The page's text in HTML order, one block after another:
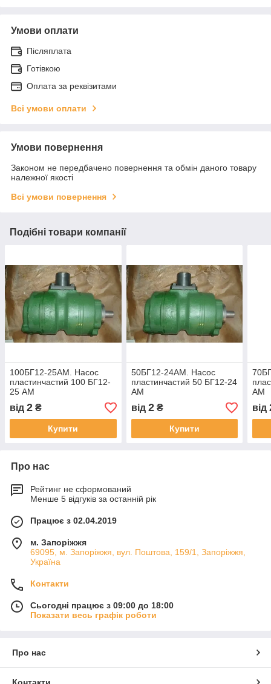
Умови оплати
Післяплата
Готівкою
Оплата за реквізитами
Всі умови оплати
Умови повернення
Законом не передбачено повернення та обмін даного товару
належної якості
Всі умови повернення
Подібні товари компанії
100БГ12-25АМ. Насос
пластинчастий 100 БГ12-
25 АМ
від 2 ₴
Купити
50БГ12-24АМ. Насос
пластинчастий 50 БГ12-24
АМ
від 2₴
Купити
АМ
від
Про нас
Рейтинг не сформований
Менше 5 відгуків за останній рік
Працює з 02.04.2019
м. Запоріжжя
69095, м. Запоріжжя, вул. Поштова, 159/1, Запоріжжя,
Україна
Контакти
Сьогодні працює з 09:00 до 18:00
Показати весь графік роботи
Про нас